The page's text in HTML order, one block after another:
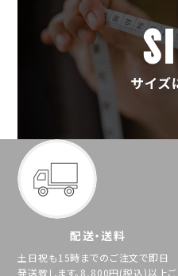
配送・送料
土日祝も15時までのご注文で即日
発送致します。8,800円(税込)以上ご